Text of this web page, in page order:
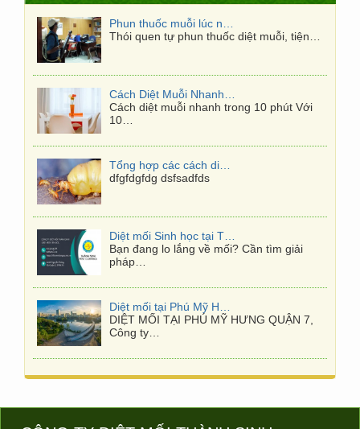
Cách Diệt Muỗi Nhanh Trong 10 Phút
Cách diệt muỗi nhanh trong 10 phút Với
Tổng hợp các cách diệt mối tận gốc tại nhà mới nhất
dfgfdgfdg dsfsadfds
Diệt mối Sinh học tại TPHCM
Bạn đang lo lắng về mối? Cần tìm giải
Diệt mối tại Phú Mỹ Hưng Quận 7
DIỆT MỐI TẠI PHÚ MỸ HƯNG QUẬN 7,
Công ty…
Khu Tam Thái Tử Campuchia kinh doanh gì khi là nơi phát lộ các vụ lừa đảo nghìn tỷ?
“Tam Thái Tử” là những khu vực phức
tạp,…
Phương pháp Diệt mối tận gốc